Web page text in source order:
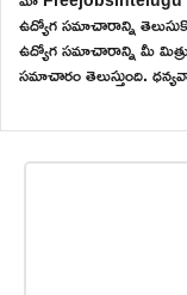
ఉద్యోగ సమాచారాన్ని
ఉద్యోగ సమాచారాన్ని మీ
సమాచారం తెలుస్తుంది.